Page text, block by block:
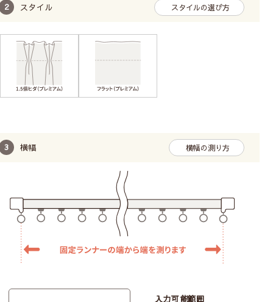
スタイル スタイルの選び方
横幅 横幅の測り方
入力可能範囲